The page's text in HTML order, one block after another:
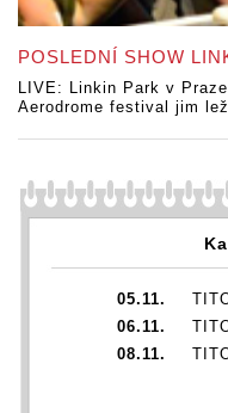
POSLEDNÍ SHOW
LIVE: Linkin Park v
Aerodrome festival jim
05.11.
06.11.
08.11.